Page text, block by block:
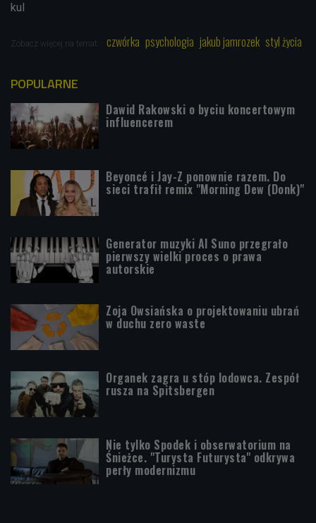
kul
Zobacz więcej na temat: czwórka psychologia jakub jamrozek styl życia
POPULARNE
Dawid Rakowski o byciu koncertowym
influencerem
Beyoncé i Jay-Z ponownie razem. Do
sieci trafił remix "Morning Dew (Donk)"
Generator muzyki AI Suno przegrało
pierwszy wielki proces o prawa
autorskie
Zoja Owsiańska o projektowaniu ubrań
w duchu zero waste
Organek zagra u stóp lodowca. Zespół
rusza na Spitsbergen
Nie tylko Spodek i obserwatorium na
Śnieżce. "Turysta Futurysta" odkrywa
perły modernizmu